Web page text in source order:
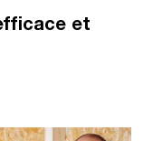
et